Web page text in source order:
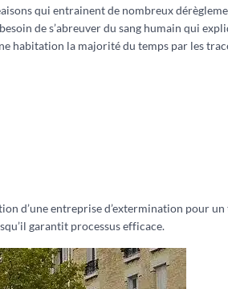
qui entrainent de nombreux
de s’abreuver du sang humain qui
habitation la majorité du temps par les
d’une entreprise d’extermination pour
garantit processus efficace.